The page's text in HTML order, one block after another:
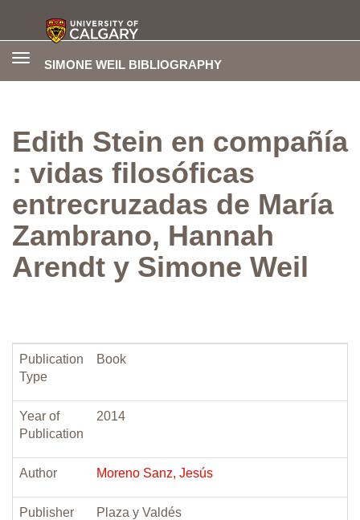
SIMONE WEIL BIBLIOGRAPHY
Toggle
Edith Stein en compañía
: vidas filosóficas
entrecruzadas de María
Zambrano, Hannah
Arendt y Simone Weil
Publication
Type
Book
Year of
Publication
2014
Author Moreno Sanz, Jesús
Publisher Plaza y Valdés